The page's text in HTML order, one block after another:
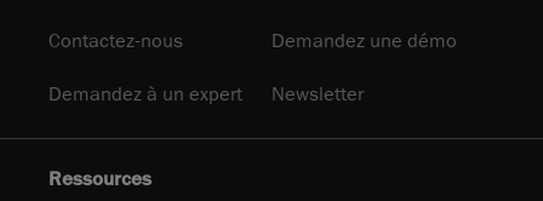
Contactez-nous Demandez une démo
Demandez à un expert Newsletter
Ressources